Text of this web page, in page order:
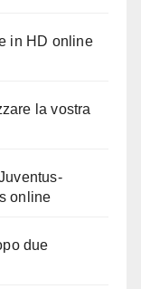
in HD online
la vostra
online
due